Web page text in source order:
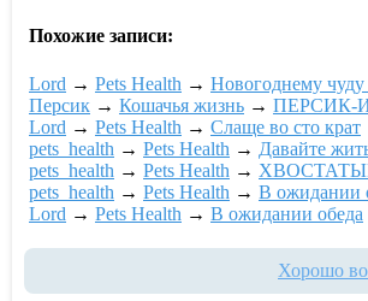
Похожие записи:
Lord → Pets Health → Новогоднему
Персик → Кошачья жизнь → ПЕРСИК-
Lord → Pets Health → Слаще во сто крат
pets_health → Pets Health → Давайте
pets_health → Pets Health →
pets_health → Pets Health → В ожидании
Lord → Pets Health → В ожидании обеда
Хорошо